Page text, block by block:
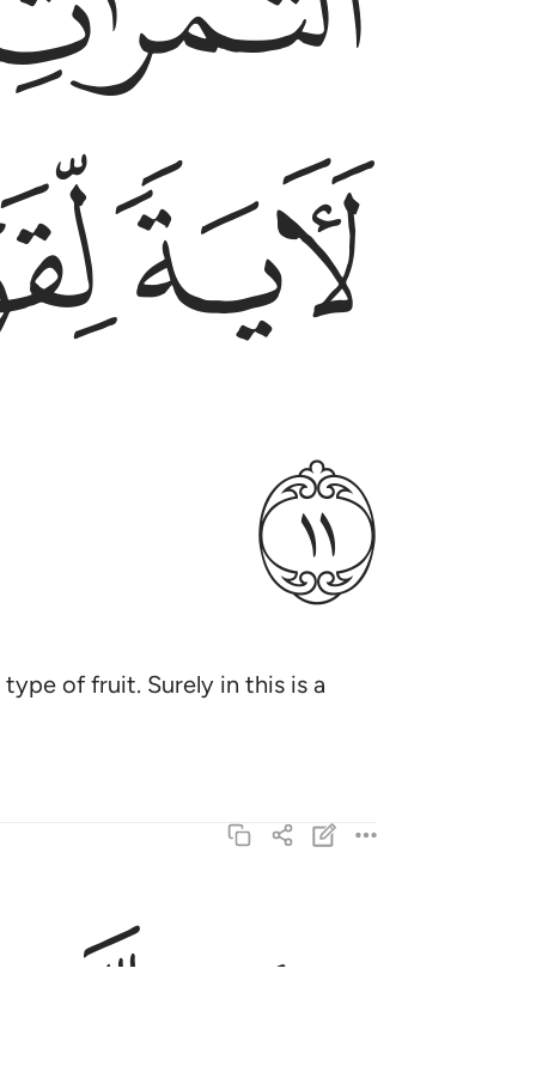
ﲅ
ﲈ
of fruit. Surely in this is a
وَسَخَّرَ لَكُمُ ٱلَّيْلَ وَٱلنَّهَارَ وَٱلشَّمْسَ وَٱلْقَمَرَ